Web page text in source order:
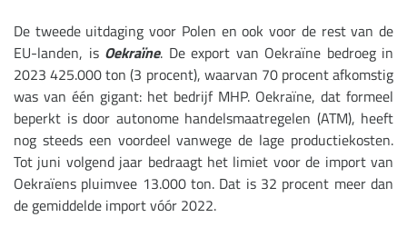
De tweede uitdaging voor Polen en ook voor de rest van de
EU-landen, is Oekraïne. De export van Oekraïne bedroeg in
2023 425.000 ton (3 procent), waarvan 70 procent afkomstig
was van één gigant: het bedrijf MHP. Oekraïne, dat formeel
beperkt is door autonome handelsmaatregelen (ATM), heeft
nog steeds een voordeel vanwege de lage productiekosten.
Tot juni volgend jaar bedraagt ​​het limiet voor de import van
Oekraïens pluimvee 13.000 ton. Dat is 32 procent meer dan
de gemiddelde import vóór 2022.